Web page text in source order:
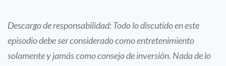
Descargo de responsabilidad: Todo lo discutido en este
episodio debe ser considerado como entretenimiento
solamente y jamás como consejo de inversión. Nada de lo